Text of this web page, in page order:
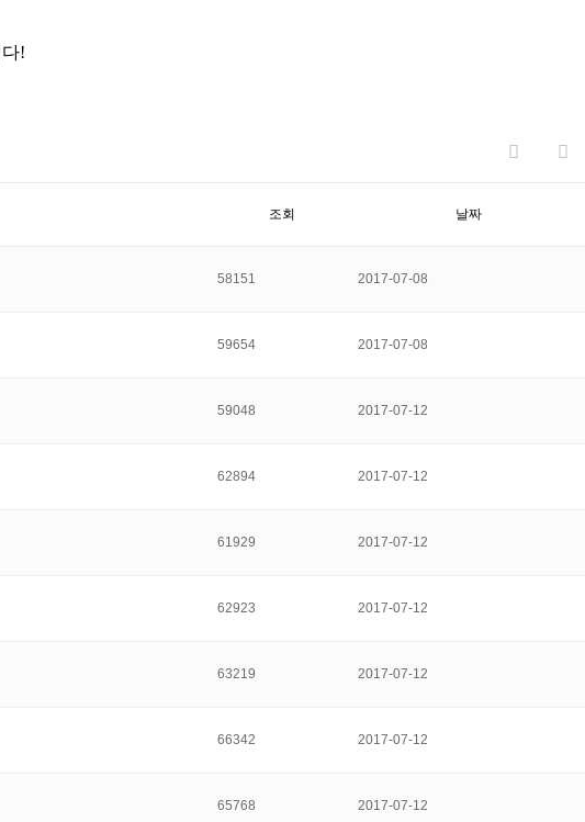
!
조회 날짜
58151 2017-07-08
59654 2017-07-08
59048 2017-07-12
62894 2017-07-12
61929 2017-07-12
62923 2017-07-12
63219 2017-07-12
66342 2017-07-12
65768 2017-07-12